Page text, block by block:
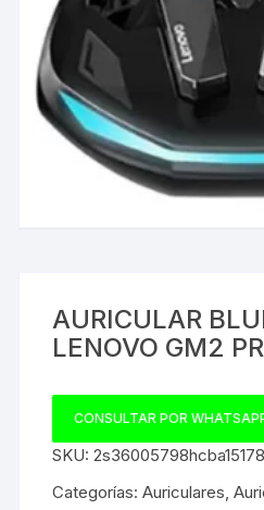
AURICULAR
LENOVO GM2
CONSULTAR POR
SKU:
Categorías:Auriculares,